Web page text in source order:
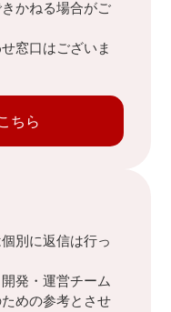
かねる場合がご
窓口はございま
ちら
別に返信は行っ
発・運営チーム
めの参考とさせ